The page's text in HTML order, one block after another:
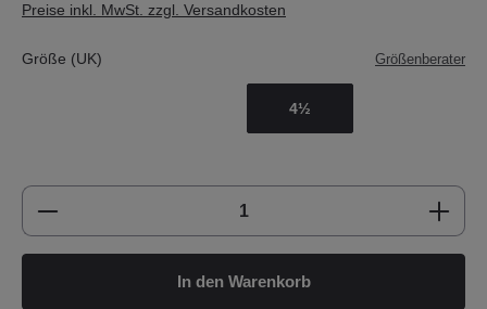
Preise inkl. MwSt. zzgl. Versandkosten
Größe (UK) Größenberater
4½
Produkt Anzahl: Gib den gewünschten
In den Warenkorb